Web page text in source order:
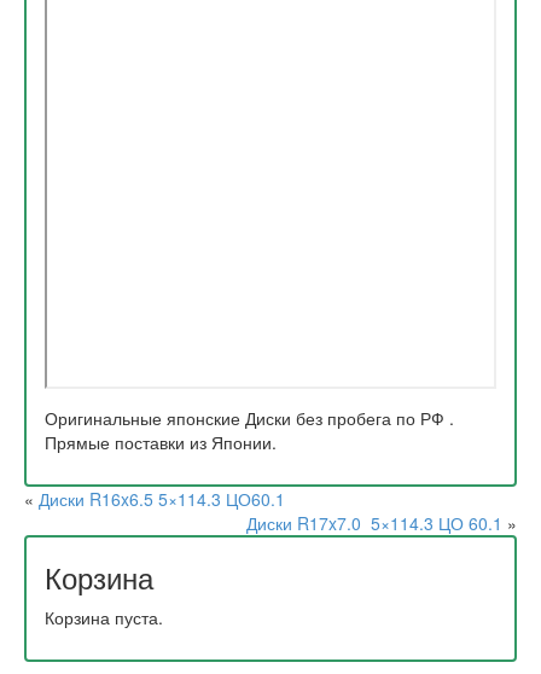
Оригинальные японские Диски без пробега по РФ .
Прямые поставки из Японии.
« Диски R16x6.5 5×114.3 ЦО60.1
Диски R17x7.0 5×114.3 ЦО 60.1 »
Корзина
Корзина пуста.